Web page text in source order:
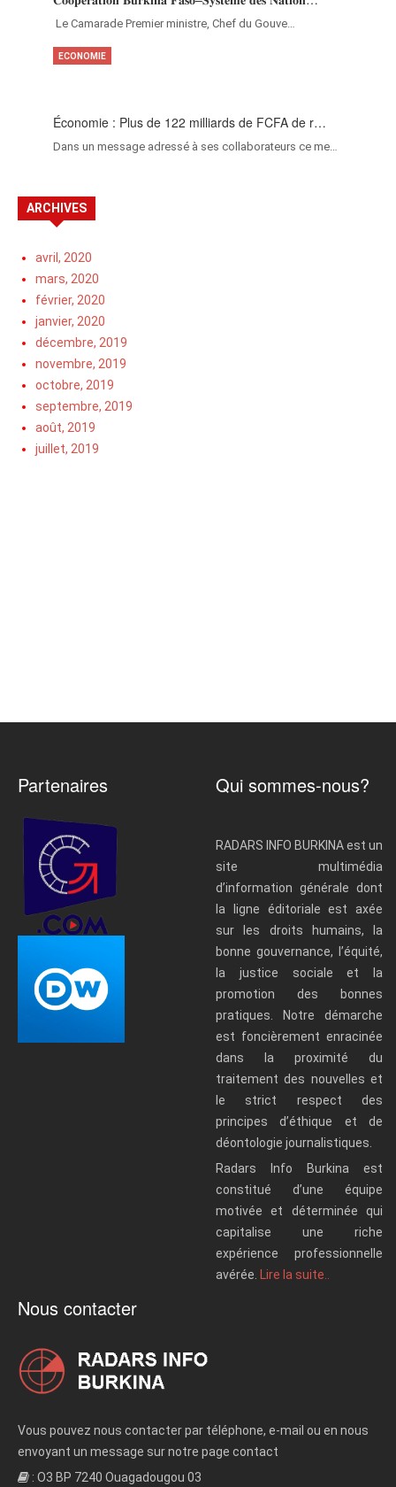
‎Le Camarade Premier ministre, Chef du Gouve…
Économie : Plus de 122 milliards de FCFA de r…
Dans un message adressé à ses collaborateurs ce me…
ECONOMIE
ARCHIVES
avril, 2020
mars, 2020
février, 2020
janvier, 2020
décembre, 2019
novembre, 2019
octobre, 2019
septembre, 2019
août, 2019
juillet, 2019
Partenaires Qui sommes-nous?
RADARS INFO BURKINA est un
site multimédia
d’information générale dont
la ligne éditoriale est axée
sur les droits humains, la
bonne gouvernance, l’équité,
la justice sociale et la
promotion des bonnes
pratiques. Notre démarche
est foncièrement enracinée
dans la proximité du
traitement des nouvelles et
le strict respect des
principes d’éthique et de
déontologie journalistiques.
Radars Info Burkina est
constitué d’une équipe
motivée et déterminée qui
capitalise une riche
expérience professionnelle
avérée.
Lire la suite..
Nous contacter
Vous pouvez nous contacter par téléphone, e-mail ou en nous
envoyant un message sur notre page contact
: O3 BP 7240 Ouagadougou 03